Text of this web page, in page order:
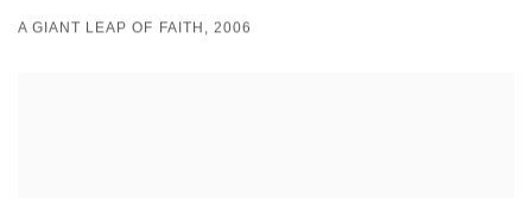
A GIANT LEAP OF FAITH, 2006